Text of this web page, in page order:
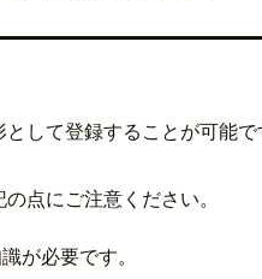
して登録することが可能
点にご注意ください。
が必要です。